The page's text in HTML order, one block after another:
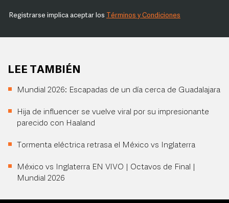
Registrarse implica aceptar los Términos y Condiciones
LEE TAMBIÉN
Mundial 2026: Escapadas de un día cerca de Guadalajara
Hija de influencer se vuelve viral por su impresionante
parecido con Haaland
Tormenta eléctrica retrasa el México vs Inglaterra
México vs Inglaterra EN VIVO | Octavos de Final |
Mundial 2026